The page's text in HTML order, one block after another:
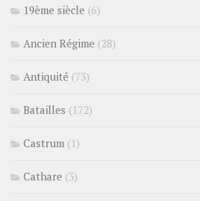
19ème siècle (6)
Ancien Régime (28)
Antiquité (73)
Batailles (172)
Castrum (1)
Cathare (3)